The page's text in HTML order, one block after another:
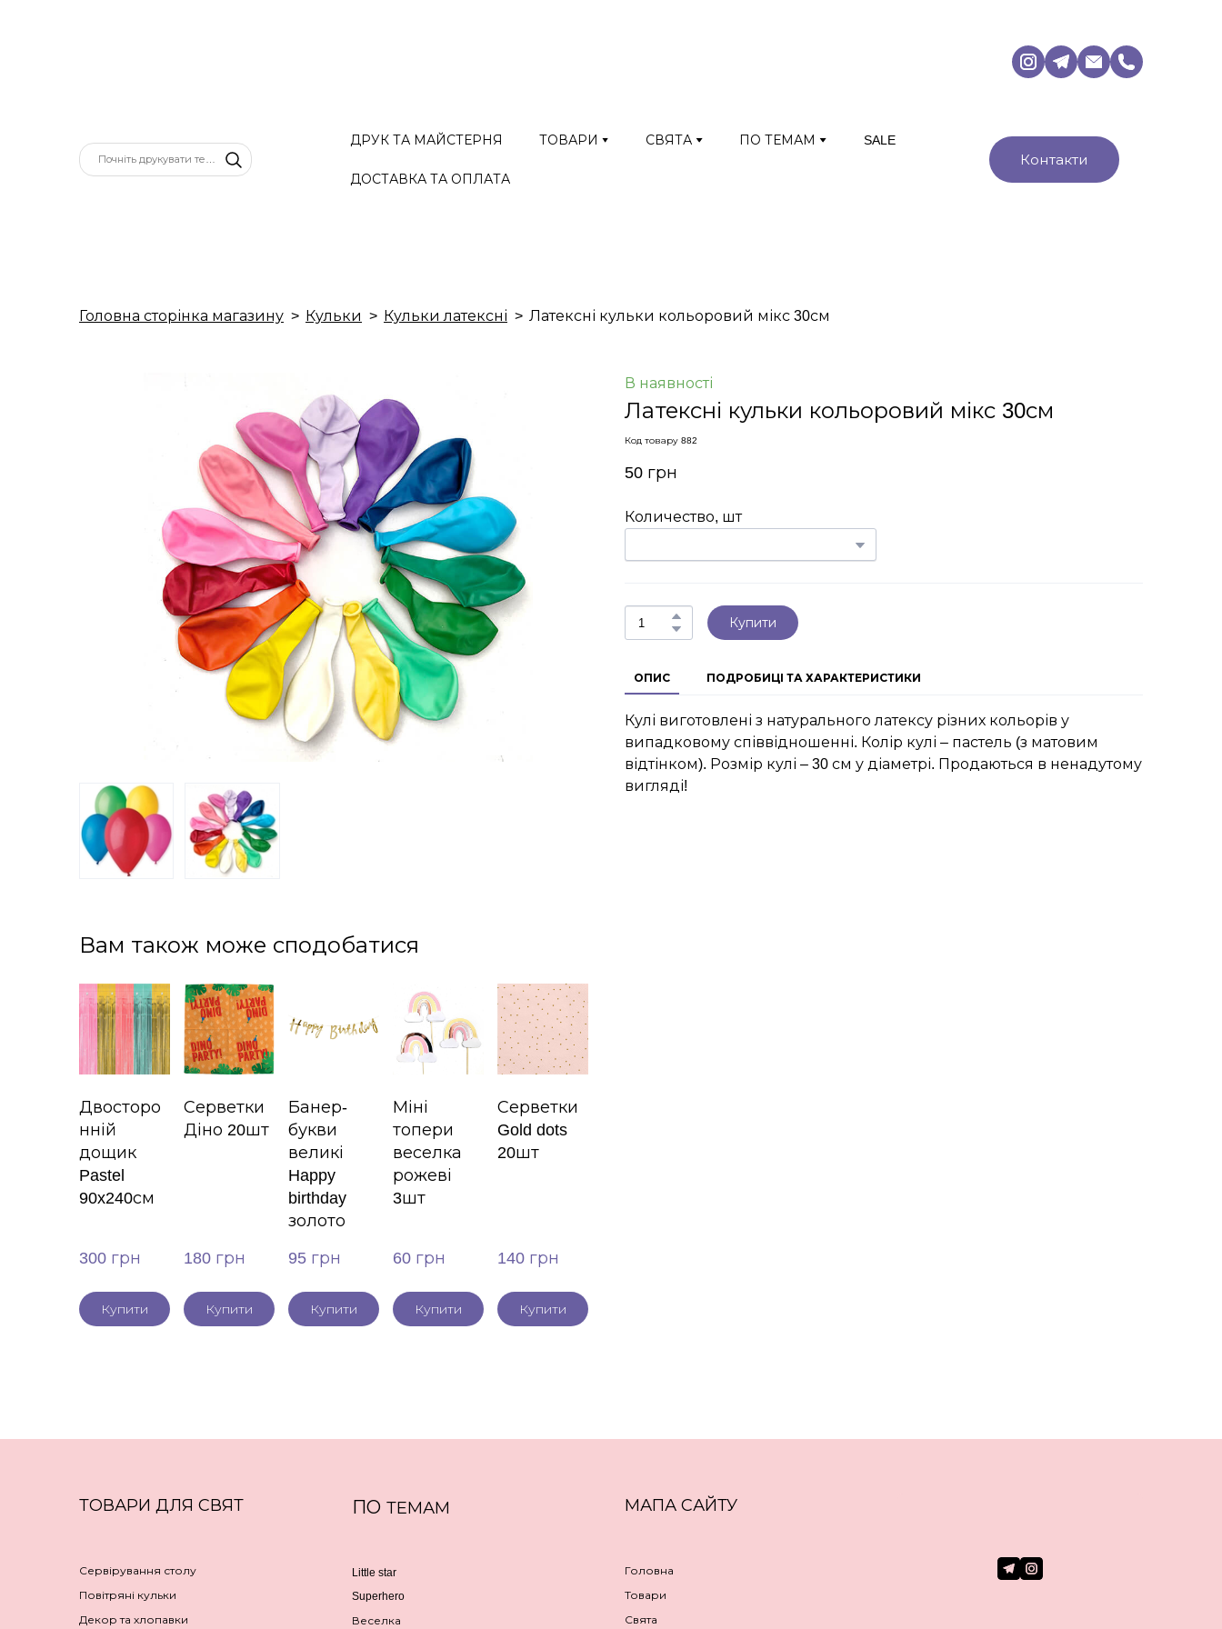
ДРУК ТА МАЙСТЕРНЯ ТОВАРИ СВЯТА ПО ТЕМАМ SALE
ДОСТАВКА ТА ОПЛАТА
Контакти
Головна сторінка магазину Кульки Кульки латексні Латексні кульки кольоровий мікс 30см
В наявності
Латексні кульки кольоровий мікс 30см
Код товару 882
50 грн
Количество, шт
Купити
ОПИС ПОДРОБИЦІ ТА ХАРАКТЕРИСТИКИ
Кулі виготовлені з натурального латексу різних кольорів у
випадковому співвідношенні. Колір кулі – пастель (з матовим
відтінком). Розмір кулі – 30 см у діаметрі. Продаються в ненадутому
вигляді!
Вам також може сподобатися
Двосторо
нній
дощик
Pastel
90x240см
300 грн
Купити
Серветки
Діно 20шт
180 грн
Купити
Банер-
букви
великі
Happy
birthday
золото
95 грн
Купити
Міні
топери
веселка
рожеві
3шт
60 грн
Купити
Серветки
Gold dots
20шт
140 грн
Купити
ТОВАРИ ДЛЯ СВЯТ
Сервірування столу
Повітряні кульки
Декор та хлопавки
ПО ТЕМАМ
Little star
Superhero
Веселка
МАПА САЙТУ
Головна
Товари
Свята